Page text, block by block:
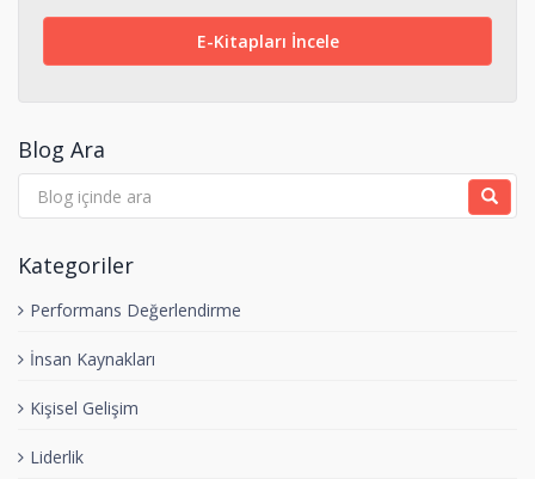
E-Kitapları İncele
Blog Ara
Kategoriler
Performans Değerlendirme
İnsan Kaynakları
Kişisel Gelişim
Liderlik